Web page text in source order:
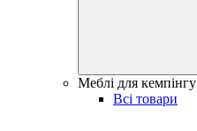
Меблі для кемпінгу
Всі товари